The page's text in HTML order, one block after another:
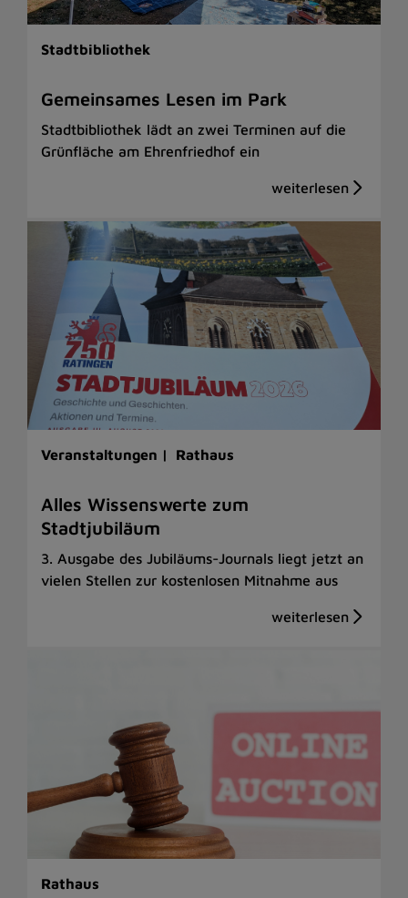
Stadtbibliothek
Gemeinsames Lesen im Park
Stadtbibliothek lädt an zwei Terminen auf die
Grünfläche am Ehrenfriedhof ein
Veranstaltungen | Rathaus
Alles Wissenswerte zum
Stadtjubiläum
3. Ausgabe des Jubiläums-Journals liegt jetzt an
vielen Stellen zur kostenlosen Mitnahme aus
Rathaus